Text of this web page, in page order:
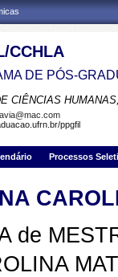
CCHLA
DE PÓS-
CIÊNCIAS
ppgfil
Processos
de